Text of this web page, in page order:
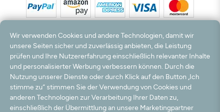
*Alle Preise inkl. MwSt. und zzgl. Versandkosten. **Kostenloser Versand und Rückversand
nur innerhalb Deutschlands und Österreichs.
Hinweis:
Wir nutzen Ihre E-Mail Adresse für werbliche Zwecke, die jederzeit widerrufen
werden können. Ihre Daten werden nicht an Dritte weitergegeben.
© 2003 - 2026 Rudolf Hossdorf Teppichhandel e.K. / Alle Rechte vorbehalten. powered by
Wir verwenden Cookies und andere Technologien, damit wir
unsere Seiten sicher und zuverlässig anbieten, die Leistung
prüfen und Ihre Nutzererfahrung einschließlich relevanter Inhalte
und personalisierter Werbung verbessern können. Durch die
Nutzung unserer Dienste oder durch Klick auf den Button „Ich
stimme zu“ stimmen Sie der Verwendung von Cookies und
anderen Technologien zur Verarbeitung Ihrer Daten zu,
einschließlich der Übermittlung an unsere Marketingpartner